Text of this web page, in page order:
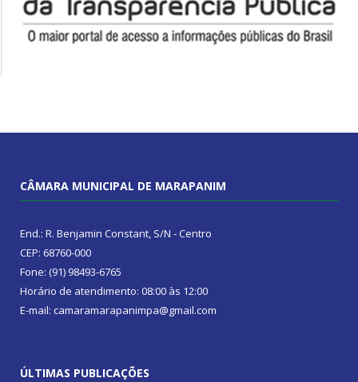
CÂMARA MUNICIPAL DE MARAPANIM
End.: R. Benjamin Constant, S/N - Centro
CEP: 68760-000
Fone: (91) 98493-6765
Horário de atendimento: 08:00 às 12:00
E-mail: camaramarapanimpa@gmail.com
ÚLTIMAS PUBLICAÇÕES